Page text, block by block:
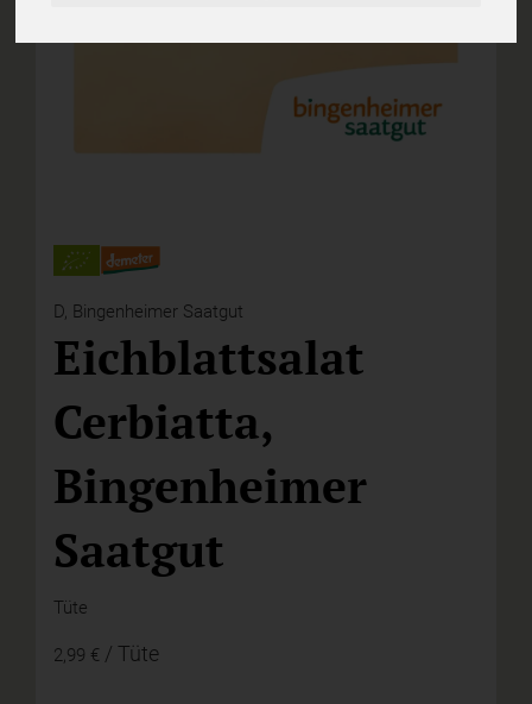
D, Bingenheimer Saatgut
Eichblattsalat
Cerbiatta,
Bingenheimer
Saatgut
Tüte
2,99 € / Tüte